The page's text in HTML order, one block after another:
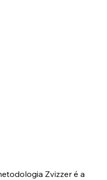
Zvizzer é a